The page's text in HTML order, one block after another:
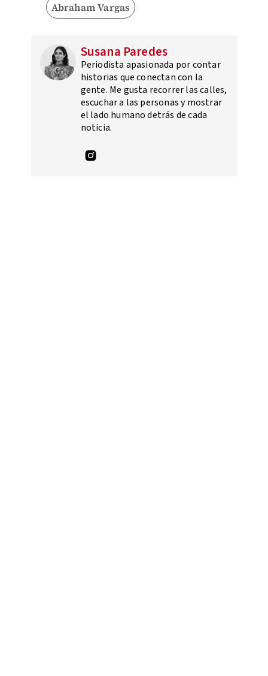
Abraham Vargas
Susana Paredes
Periodista apasionada por contar
historias que conectan con la
gente. Me gusta recorrer las calles,
escuchar a las personas y mostrar
el lado humano detrás de cada
noticia.